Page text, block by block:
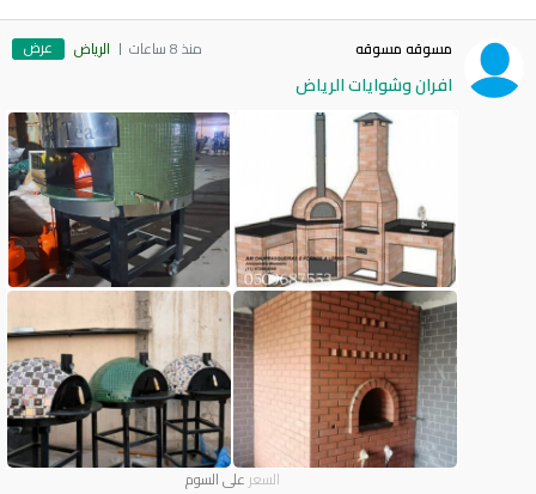
مسوقه مسوقه منذ 8 ساعات الرياض عرض
افران وشوايات الرياض
السعر على السوم